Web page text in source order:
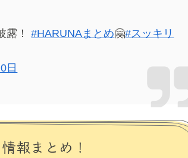
露！#HARUNAまとめ🤗#スッキリ
日
報まとめ！